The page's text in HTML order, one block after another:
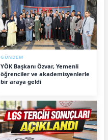
GÜNDEM
YÖK Başkanı Özvar, Yemenli
öğrenciler ve akademisyenlerle
bir araya geldi